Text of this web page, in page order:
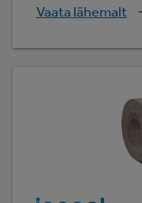
Vaata lähemalt